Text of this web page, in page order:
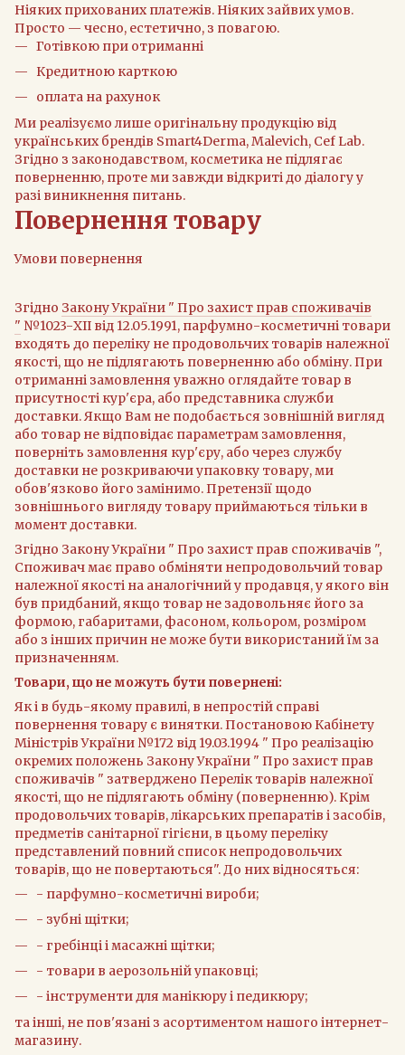
Ніяких прихованих платежів. Ніяких зайвих умов.
Просто — чесно, естетично, з повагою.
Готівкою при отриманні
Кредитною карткою
оплата на рахунок
Ми реалізуємо лише оригінальну продукцію від
українських брендів Smart4Derma, Malevich, Cef Lab.
Згідно з законодавством, косметика не підлягає
поверненню, проте ми завжди відкриті до діалогу у
разі виникнення питань.
Повернення товару
Умови повернення
Згідно Закону України " Про захист прав споживачів
" №1023-XII від 12.05.1991, парфумно-косметичні товари
входять до переліку не продовольчих товарів належної
якості, що не підлягають поверненню або обміну. При
отриманні замовлення уважно оглядайте товар в
присутності кур'єра, або представника служби
доставки. Якщо Вам не подобається зовнішній вигляд
або товар не відповідає параметрам замовлення,
поверніть замовлення кур'єру, або через службу
доставки не розкриваючи упаковку товару, ми
обов'язково його замінимо. Претензії щодо
зовнішнього вигляду товару приймаються тільки в
момент доставки.
Згідно Закону України " Про захист прав споживачів ",
Споживач має право обміняти непродовольчий товар
належної якості на аналогічний у продавця, у якого він
був придбаний, якщо товар не задовольняє його за
формою, габаритами, фасоном, кольором, розміром
або з інших причин не може бути використаний їм за
призначенням.
Товари, що не можуть бути повернені:
Як і в будь-якому правилі, в непростій справі
повернення товару є винятки. Постановою Кабінету
Міністрів України №172 від 19.03.1994 " Про реалізацію
окремих положень Закону України " Про захист прав
споживачів " затверджено Перелік товарів належної
якості, що не підлягають обміну (поверненню). Крім
продовольчих товарів, лікарських препаратів і засобів,
предметів санітарної гігієни, в цьому переліку
представлений повний список непродовольчих
товарів, що не повертаються". До них відносяться:
- парфумно-косметичні вироби;
- зубні щітки;
- гребінці і масажні щітки;
- товари в аерозольній упаковці;
- інструменти для манікюру і педикюру;
та інші, не пов'язані з асортиментом нашого інтернет-
магазину.